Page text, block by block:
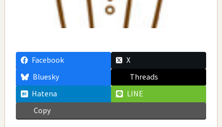
Facebook
X
Bluesky
Threads
Hatena
LINE
Copy